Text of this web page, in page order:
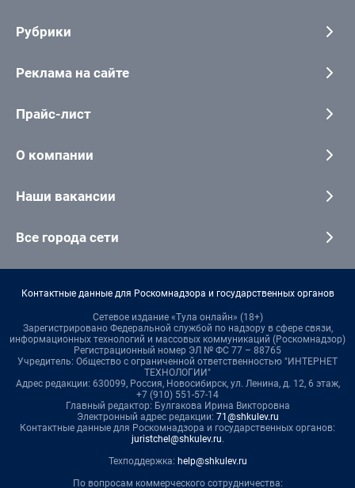
Рубрики
Реклама на сайте
Прайс-лист
О компании
Наши вакансии
Все города сети
Контактные данные для Роскомнадзора и государственных органов
Сетевое издание «Тула онлайн» (18+)
Зарегистрировано Федеральной службой по надзору в сфере связи,
информационных технологий и массовых коммуникаций (Роскомнадзор)
Регистрационный номер ЭЛ № ФС 77 – 88765
Учредитель: Общество с ограниченной ответственностью "ИНТЕРНЕТ
ТЕХНОЛОГИИ"
Адрес редакции: 630099, Россия, Новосибирск, ул. Ленина, д. 12, 6 этаж,
+7 (910) 551-57-14
Главный редактор: Булгакова Ирина Викторовна
Электронный адрес редакции: 71@shkulev.ru
Контактные данные для Роскомнадзора и государственных органов:
juristchel@shkulev.ru.
Техподдержка: help@shkulev.ru
По вопросам коммерческого сотрудничества: